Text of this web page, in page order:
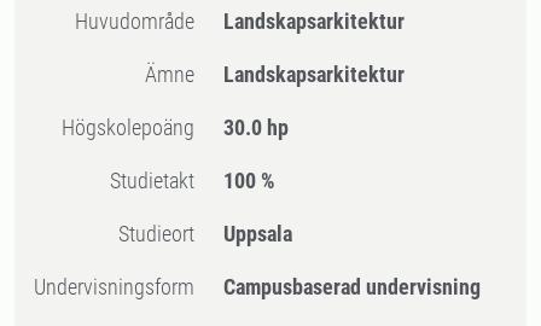
Huvudområde Landskapsarkitektur
Ämne Landskapsarkitektur
högskolepoäng 30.0 hp
Studietakt 100 %
Studieort Uppsala
Undervisningsform Campusbaserad undervisning